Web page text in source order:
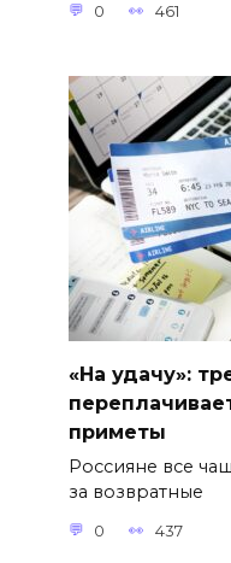
0 461
«На удачу»:
приметы
Россияне все
за возвратные
0 437